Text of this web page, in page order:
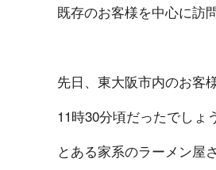
既存のお客様を中心に訪
先日、東大阪市内のお客
11時30分頃だったでしょ
とある家系のラーメン屋